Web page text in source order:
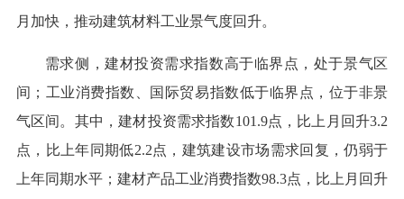
月加快，推动建筑材料工业景气度回升。
需求侧，建材投资需求指数高于临界点，处于景气区
间；工业消费指数、国际贸易指数低于临界点，位于非景
气区间。其中，建材投资需求指数101.9点，比上月回升3.2
点，比上年同期低2.2点，建筑建设市场需求回复，仍弱于
上年同期水平；建材产品工业消费指数98.3点，比上月回升